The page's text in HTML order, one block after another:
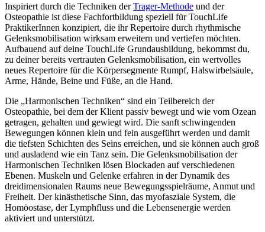
Inspiriert durch die Techniken derTrager-Methode und der
Osteopathie ist diese Fachfortbildung speziell für TouchLife
PraktikerInnen konzipiert, die ihr Repertoire durch rhythmische
Gelenksmobilisation wirksam erweitern und vertiefen möchten.
Aufbauend auf deine TouchLife Grundausbildung, bekommst du,
zu deiner bereits vertrauten Gelenksmobilisation, ein wertvolles
neues Repertoire für die Körpersegmente Rumpf, Halswirbelsäule,
Arme, Hände, Beine und Füße, an die Hand.
Die „Harmonischen Techniken“ sind ein Teilbereich der
Osteopathie, bei dem der Klient passiv bewegt und wie vom Ozean
getragen, gehalten und gewiegt wird. Die sanft schwingenden
Bewegungen können klein und fein ausgeführt werden und damit
die tiefsten Schichten des Seins erreichen, und sie können auch groß
und ausladend wie ein Tanz sein. Die Gelenksmobilisation der
Harmonischen Techniken lösen Blockaden auf verschiedenen
Ebenen. Muskeln und Gelenke erfahren in der Dynamik des
dreidimensionalen Raums neue Bewegungsspielräume, Anmut und
Freiheit. Der kinästhetische Sinn, das myofasziale System, die
Homöostase, der Lymphfluss und die Lebensenergie werden
aktiviert und unterstützt.